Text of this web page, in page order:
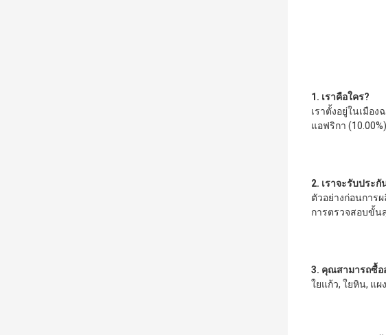
1. เราคือใคร?
เราตั้งอยู่ในเมือง
แอฟริกา
2. เราจะรับประ
ตัวอย่างก่อนการ
การตรวจสอบขั้น
3. คุณสามารถซื้อ
ใยแก้ว, ใยหิน, แ